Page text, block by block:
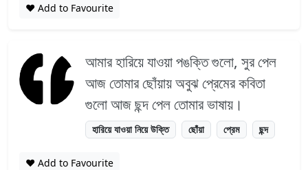
❤️ Add to Favourite
আমার হারিয়ে যাওয়া পঙক্তি গুলো, সুর পেল
আজ তোমার ছোঁয়ায় অবুঝ প্রেমের কবিতা
গুলো আজ ছন্দ পেল তোমার ভাষায়।
হারিয়ে যাওয়া নিয়ে উক্তি ছোঁয়া প্রেম ছন্দ
❤️ Add to Favourite